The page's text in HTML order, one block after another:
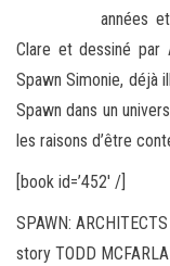
années
Clare et dessiné par
Spawn Simonie, déjà
Spawn dans un
les raisons d’être
[book id=’452′ /]
SPAWN:
story TODD